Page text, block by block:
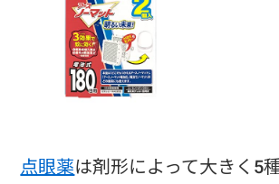
点眼薬は剤形によって大きく5